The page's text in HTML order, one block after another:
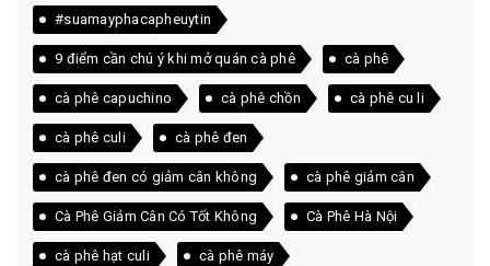
#suamayphacapheuytin
9 điểm cần chú ý khi mở quán cà phê cà phê
cà phê capuchino cà phê chồn cà phê cu li
cà phê culi cà phê đen
cà phê đen có giảm cân không cà phê giảm cân
Cà Phê Giảm Cân Có Tốt Không Cà Phê Hà Nội
cà phê hạt culi cà phê máy